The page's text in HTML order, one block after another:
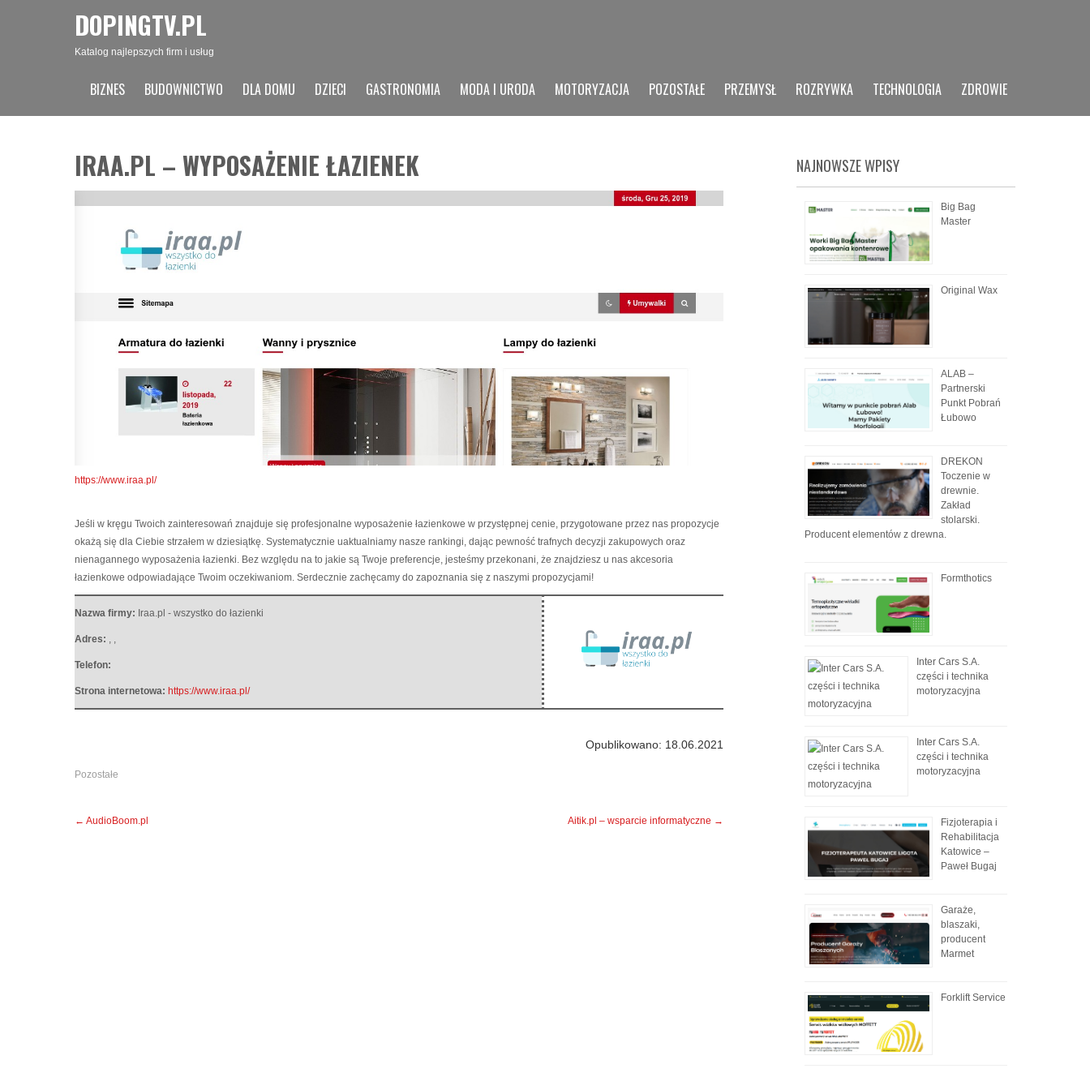
DOPINGTV.PL
Katalog najlepszych firm i usług
BIZNES BUDOWNICTWO DLA DOMU DZIECI GASTRONOMIA MODA I URODA MOTORYZACJA POZOSTAŁE PRZEMYSŁ ROZRYWKA TECHNOLOGIA ZDROWIE
IRAA.PL – WYPOSAŻENIE ŁAZIENEK
https://www.iraa.pl/
Jeśli w kręgu Twoich zainteresowań znajduje się profesjonalne wyposażenie łazienkowe w przystępnej cenie, przygotowane przez nas propozycje
okażą się dla Ciebie strzałem w dziesiątkę. Systematycznie uaktualniamy nasze rankingi, dając pewność trafnych decyzji zakupowych oraz
nienagannego wyposażenia łazienki. Bez względu na to jakie są Twoje preferencje, jesteśmy przekonani, że znajdziesz u nas akcesoria
łazienkowe odpowiadające Twoim oczekiwaniom. Serdecznie zachęcamy do zapoznania się z naszymi propozycjami!
Nazwa firmy: Iraa.pl - wszystko do łazienki
Adres:
Telefon:
Strona internetowa: https://www.iraa.pl/
Opublikowano: 18.06.2021
Pozostałe
navigation
← AudioBoom.pl Aitik.pl – wsparcie informatyczne →
NAJNOWSZE WPISY
Big Bag
Master
Original Wax
ALAB –
Partnerski
Punkt Pobrań
Łubowo
DREKON
Toczenie w
drewnie.
Zakład
stolarski.
Producent elementów z drewna.
Formthotics
Inter Cars S.A.
części i technika
motoryzacyjna
Inter Cars S.A.
części i technika
motoryzacyjna
Fizjoterapia i
Rehabilitacja
Katowice –
Paweł Bugaj
Garaże,
blaszaki,
producent
Marmet
Forklift Service